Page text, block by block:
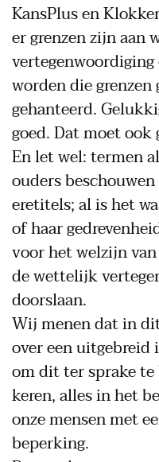
KansPlus en
er grenzen zijn aan
worden die
gehanteerd.
goed. Dat moet ook
En let wel: termen
ouders
eretitels; al is het
of haar
voor het welzijn
de wettelijk
doorslaan.
Wij menen dat in
over een
om dit ter sprake te
keren, alles in het
onze mensen met
beperking.